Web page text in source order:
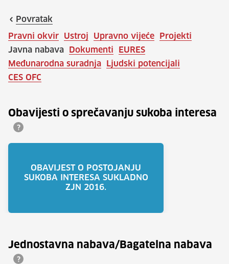
Povratak
Pravni okvir Ustroj Upravno vijeće
Projekti
Javna nabava
Dokumenti
EURES
Međunarodna suradnja
Ljudski potencijali
CES OFC
Obavijesti o sprečavanju sukoba interesa
?
OBAVIJEST O POSTOJANJU
SUKOBA INTERESA SUKLADNO
ZJN 2016.
Jednostavna nabava/Bagatelna nabava
?